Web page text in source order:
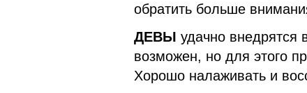
обратить больше
ДЕВЫ удачно внедрятся
возможен, но для этого
Хорошо налаживать и